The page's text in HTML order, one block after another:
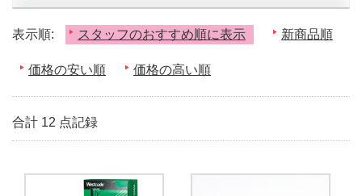
表示順: スタッフのおすすめ順に表示 新商品順
価格の安い順 価格の高い順
合計 12 点記録